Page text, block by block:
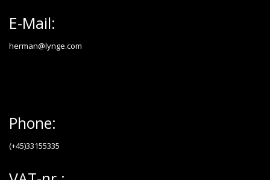
E-Mail:
herman@lynge.com
Phone:
(+45)33155335